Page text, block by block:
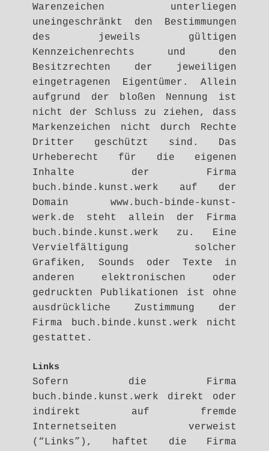
Warenzeichen unterliegen
uneingeschränkt den Bestimmungen
des jeweils gültigen
Kennzeichenrechts und den
Besitzrechten der jeweiligen
eingetragenen Eigentümer. Allein
aufgrund der bloßen Nennung ist
nicht der Schluss zu ziehen, dass
Markenzeichen nicht durch Rechte
Dritter geschützt sind. Das
Urheberecht für die eigenen
Inhalte der Firma
buch.binde.kunst.werk auf der
Domain www.buch-binde-kunst-
werk.de steht allein der Firma
buch.binde.kunst.werk zu. Eine
Vervielfältigung solcher
Grafiken, Sounds oder Texte in
anderen elektronischen oder
gedruckten Publikationen ist ohne
ausdrückliche Zustimmung der
Firma buch.binde.kunst.werk nicht
gestattet.
Links
Sofern die Firma
buch.binde.kunst.werk direkt oder
indirekt auf fremde
Internetseiten verweist
(“Links”), haftet die Firma